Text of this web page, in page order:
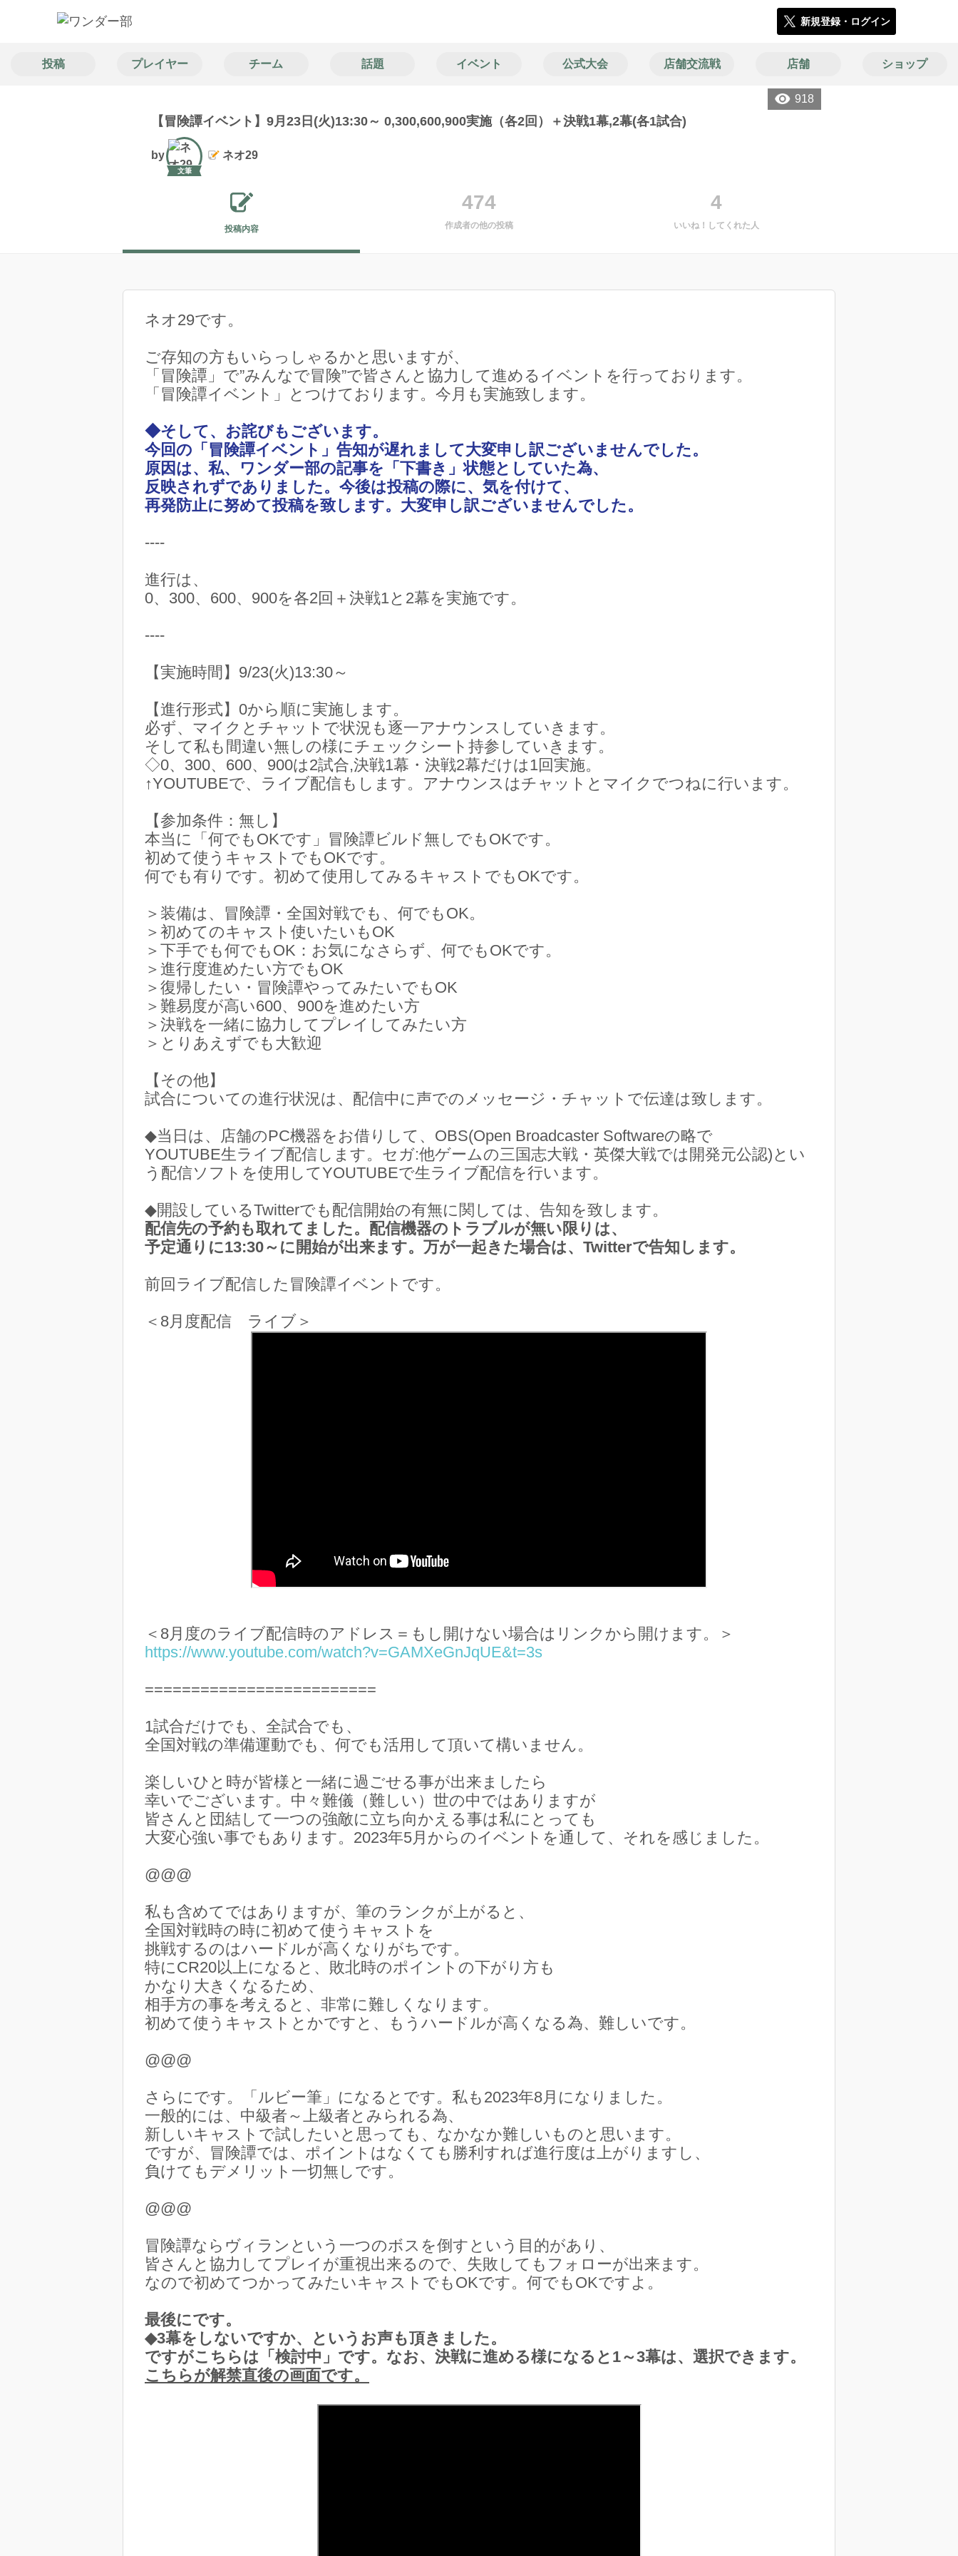
新規登録・ログイン
投稿 プレイヤー チーム 話題 イベント 公式大会 店舗交流戦 店舗 ショップ
918
【冒険譚イベント】9月23日(火)13:30～ 0,300,600,900実施（各2回）＋決戦1幕,2幕(各1試合)
by
文筆
ネオ29
投稿内容
474
作成者の他の投稿
4
いいね！してくれた人
ネオ29です。
ご存知の方もいらっしゃるかと思いますが、
「冒険譚」で”みんなで冒険”で皆さんと協力して進めるイベントを行っております。
「冒険譚イベント」とつけております。今月も実施致します。
◆そして、お詫びもございます。
今回の「冒険譚イベント」告知が遅れまして大変申し訳ございませんでした。
原因は、私、ワンダー部の記事を「下書き」状態としていた為、
反映されずでありました。今後は投稿の際に、気を付けて、
再発防止に努めて投稿を致します。大変申し訳ございませんでした。
----
進行は、
0、300、600、900を各2回＋決戦1と2幕を実施です。
----
【実施時間】9/23(火)13:30～
【進行形式】0から順に実施します。
必ず、マイクとチャットで状況も逐一アナウンスしていきます。
そして私も間違い無しの様にチェックシート持参していきます。
◇0、300、600、900は2試合,決戦1幕・決戦2幕だけは1回実施。
↑YOUTUBEで、ライブ配信もします。アナウンスはチャットとマイクでつねに行います。
【参加条件：無し】
本当に「何でもOKです」冒険譚ビルド無しでもOKです。
初めて使うキャストでもOKです。
何でも有りです。初めて使用してみるキャストでもOKです。
＞装備は、冒険譚・全国対戦でも、何でもOK。
＞初めてのキャスト使いたいもOK
＞下手でも何でもOK：お気になさらず、何でもOKです。
＞進行度進めたい方でもOK
＞復帰したい・冒険譚やってみたいでもOK
＞難易度が高い600、900を進めたい方
＞決戦を一緒に協力してプレイしてみたい方
＞とりあえずでも大歓迎
【その他】
試合についての進行状況は、配信中に声でのメッセージ・チャットで伝達は致します。
◆当日は、店舗のPC機器をお借りして、OBS(Open Broadcaster Softwareの略で
YOUTUBE生ライブ配信します。セガ:他ゲームの三国志大戦・英傑大戦では開発元公認)とい
う配信ソフトを使用してYOUTUBEで生ライブ配信を行います。
◆開設しているTwitterでも配信開始の有無に関しては、告知を致します。
配信先の予約も取れてました。配信機器のトラブルが無い限りは、
予定通りに13:30～に開始が出来ます。万が一起きた場合は、Twitterで告知します。
前回ライブ配信した冒険譚イベントです。
＜8月度配信 ライブ＞
＜8月度のライブ配信時のアドレス＝もし開けない場合はリンクから開けます。＞
https://www.youtube.com/watch?v=GAMXeGnJqUE&t=3s
=========================
1試合だけでも、全試合でも、
全国対戦の準備運動でも、何でも活用して頂いて構いません。
楽しいひと時が皆様と一緒に過ごせる事が出来ましたら
幸いでございます。中々難儀（難しい）世の中ではありますが
皆さんと団結して一つの強敵に立ち向かえる事は私にとっても
大変心強い事でもあります。2023年5月からのイベントを通して、それを感じました。
@@@
私も含めてではありますが、筆のランクが上がると、
全国対戦時の時に初めて使うキャストを
挑戦するのはハードルが高くなりがちです。
特にCR20以上になると、敗北時のポイントの下がり方も
かなり大きくなるため、
相手方の事を考えると、非常に難しくなります。
初めて使うキャストとかですと、もうハードルが高くなる為、難しいです。
@@@
さらにです。「ルビー筆」になるとです。私も2023年8月になりました。
一般的には、中級者～上級者とみられる為、
新しいキャストで試したいと思っても、なかなか難しいものと思います。
ですが、冒険譚では、ポイントはなくても勝利すれば進行度は上がりますし、
負けてもデメリット一切無しです。
@@@
冒険譚ならヴィランという一つのボスを倒すという目的があり、
皆さんと協力してプレイが重視出来るので、失敗してもフォローが出来ます。
なので初めてつかってみたいキャストでもOKです。何でもOKですよ。
最後にです。
◆3幕をしないですか、というお声も頂きました。
ですがこちらは「検討中」です。なお、決戦に進める様になると1～3幕は、選択できます。
こちらが解禁直後の画面です。